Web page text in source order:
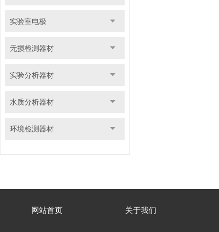
实验室电极
无损检测器材
实验分析器材
水质分析器材
环境检测器材
网站首页 关于我们